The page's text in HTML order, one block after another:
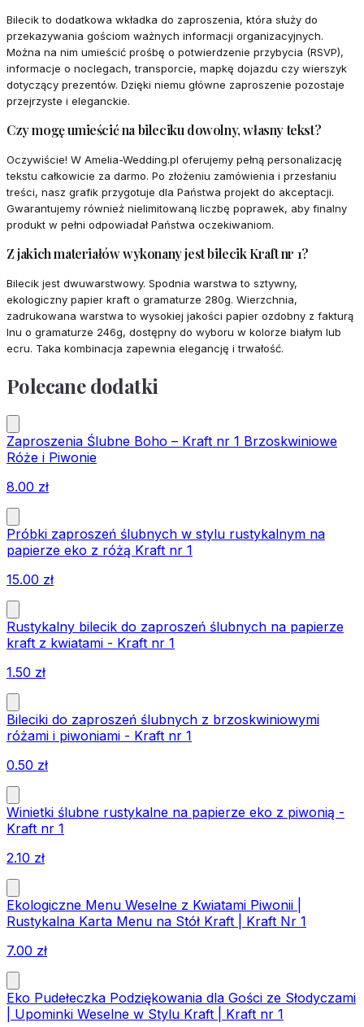
Bilecik to dodatkowa wkładka do zaproszenia, która służy do
przekazywania gościom ważnych informacji organizacyjnych.
Można na nim umieścić prośbę o potwierdzenie przybycia (RSVP),
informacje o noclegach, transporcie, mapkę dojazdu czy wierszyk
dotyczący prezentów. Dzięki niemu główne zaproszenie pozostaje
przejrzyste i eleganckie.
Czy mogę umieścić na bileciku dowolny, własny tekst?
Oczywiście! W Amelia-Wedding.pl oferujemy pełną personalizację
tekstu całkowicie za darmo. Po złożeniu zamówienia i przesłaniu
treści, nasz grafik przygotuje dla Państwa projekt do akceptacji.
Gwarantujemy również nielimitowaną liczbę poprawek, aby finalny
produkt w pełni odpowiadał Państwa oczekiwaniom.
Z jakich materiałów wykonany jest bilecik Kraft nr 1?
Bilecik jest dwuwarstwowy. Spodnia warstwa to sztywny,
ekologiczny papier kraft o gramaturze 280g. Wierzchnia,
zadrukowana warstwa to wysokiej jakości papier ozdobny z fakturą
lnu o gramaturze 246g, dostępny do wyboru w kolorze białym lub
ecru. Taka kombinacja zapewnia elegancję i trwałość.
Polecane dodatki
Zaproszenia Ślubne Boho – Kraft nr 1 Brzoskwiniowe
Róże i Piwonie
8.00 zł
Próbki zaproszeń ślubnych w stylu rustykalnym na
papierze eko z różą Kraft nr 1
15.00 zł
Rustykalny bilecik do zaproszeń ślubnych na papierze
kraft z kwiatami - Kraft nr 1
1.50 zł
Bileciki do zaproszeń ślubnych z brzoskwiniowymi
różami i piwoniami - Kraft nr 1
0.50 zł
Winietki ślubne rustykalne na papierze eko z piwonią -
Kraft nr 1
2.10 zł
Ekologiczne Menu Weselne z Kwiatami Piwonii |
Rustykalna Karta Menu na Stół Kraft | Kraft Nr 1
7.00 zł
Eko Pudełeczka Podziękowania dla Gości ze Słodyczami
| Upominki Weselne w Stylu Kraft | Kraft nr 1